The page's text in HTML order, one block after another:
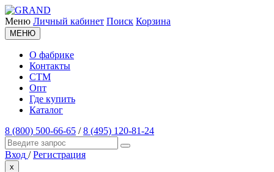
Меню Личный кабинет Поиск Корзина
МЕНЮ
О фабрике
Контакты
СТМ
Опт
Где купить
Каталог
8 (800) 500-66-65 /8 (495) 120-81-24
Вход / Регистрация
x